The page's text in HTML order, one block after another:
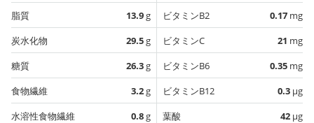
脂質
13.9g
炭水化物
29.5g
糖質
26.3g
食物繊維
3.2g
水溶性食物繊維
0.8g
ビタミンB2
0.17 mg
ビタミンC
21 mg
ビタミンB6
0.35 mg
ビタミンB12
0.3 µg
葉酸
42 µg